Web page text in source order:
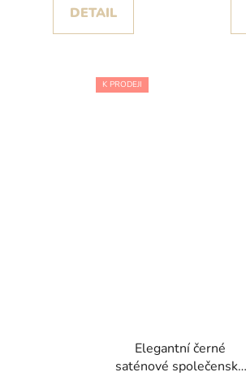
DETAIL
K PRODEJI
Elegantní černé
saténové společenské